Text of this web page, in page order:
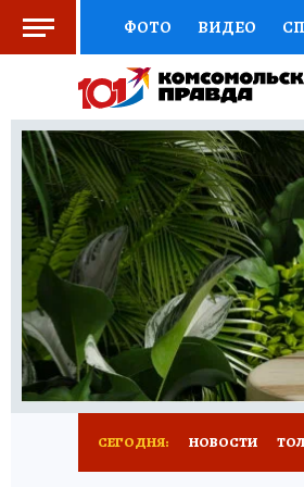
ФОТО ВИДЕО
СОЦПОДДЕРЖКА
ВЫБОР ЭКСПЕРТОВ
КНИЖНАЯ ПОЛКА
ПРЕСС-ЦЕНТР
РАДИО КП
СЕГОДНЯ: НОВОСТИ